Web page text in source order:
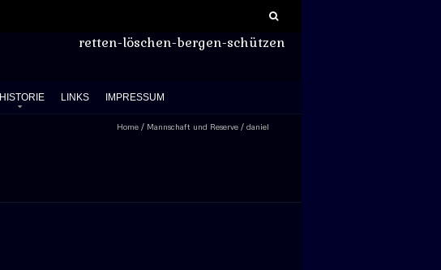
retten-löschen-bergen-schützen
HISTORIE LINKS IMPRESSUM
Home / Mannschaft und Reserve /daniel